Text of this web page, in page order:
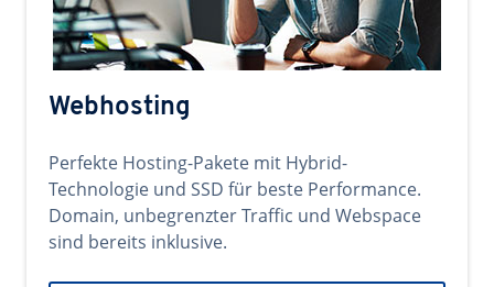
Webhosting
Perfekte Hosting-Pakete mit Hybrid-
Technologie und SSD für beste Performance.
Domain, unbegrenzter Traffic und Webspace
sind bereits inklusive.